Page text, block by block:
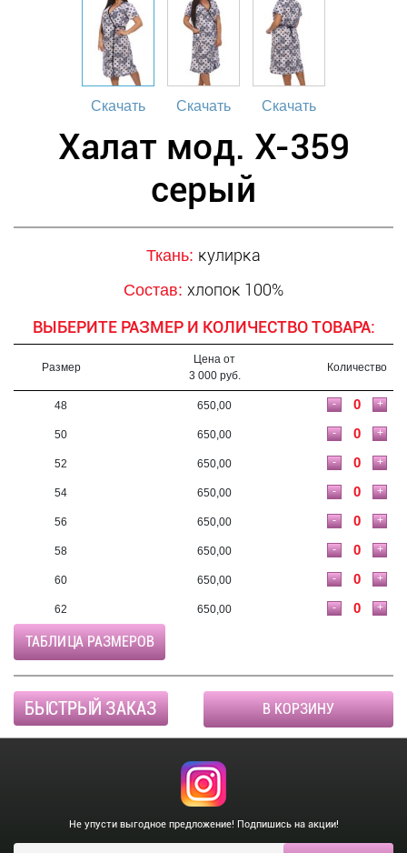
Скачать Скачать Скачать
Халат мод. Х-359
серый
Ткань: кулирка
Состав: хлопок 100%
ВЫБЕРИТЕ РАЗМЕР И КОЛИЧЕСТВО ТОВАРА:
Размер
Цена от
3 000 руб.
Количество
48 650,00 +
-
50 650,00 +
-
52 650,00 +
-
54 650,00 +
-
56 650,00 +
-
58 650,00 +
-
60 650,00 +
-
62 650,00 +
-
ТАБЛИЦА РАЗМЕРОВ
БЫСТРЫЙ ЗАКАЗ В КОРЗИНУ
Не упусти выгодное предложение! Подпишись на акции!